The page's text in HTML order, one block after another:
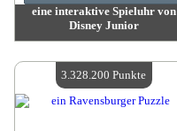
eine interaktive Spieluhr von
Disney Junior
Verfügbare Menge:4
3.328.200 Punkte